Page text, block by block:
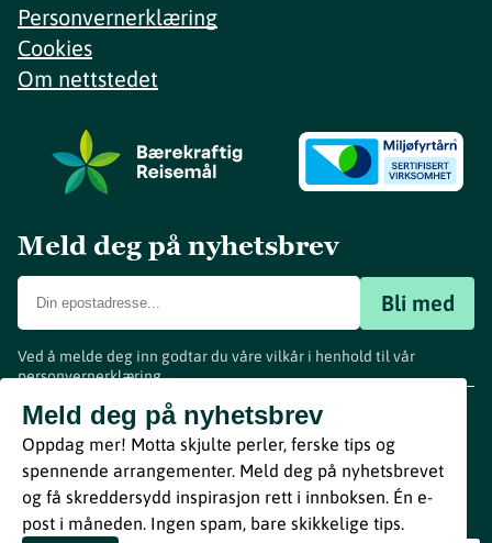
Personvernerklæring
Cookies
Om nettstedet
Meld deg på nyhetsbrev
Bli med
Ved å melde deg inn godtar du våre vilkår i henhold til vår
personvernerklæring.
Meld deg på nyhetsbrev
Oppdag mer! Motta skjulte perler, ferske tips og
spennende arrangementer. Meld deg på nyhetsbrevet
og få skreddersydd inspirasjon rett i innboksen. Én e-
post i måneden. Ingen spam, bare skikkelige tips.
www.visitvestfold.com
Turistinformasjon
Vestfold Fylkeskommune
ByBreakfast